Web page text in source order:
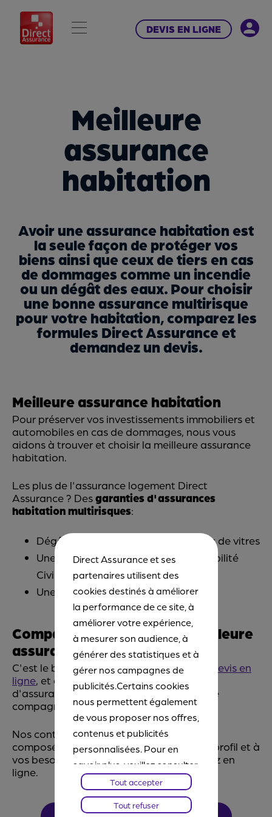
DEVIS EN LIGNE
Meilleure
assurance
habitation
Avoir une assurance habitation est
la seule façon de protéger vos
biens ainsi que ceux de tiers en cas
de dommages comme un incendie
ou un dégât des eaux. Pour choisir
une bonne assurance multirisque
pour votre habitation, comparez les
formules Direct Assurance et
demandez un devis.
Meilleure assurance habitation
Pour préserver vos investissements immobiliers et
automobiles en cas de dommages, nous vous
aidons à trouver et choisir la meilleure assurance
habitation.
Les plus de l'assurance logement Direct
Assurance ? Desgaranties d'assurances
habitation multirisques:
Dégât des eaux, vol, et incendie, bris de vitres
Une couverture élargie en Responsabilité
Civile,
Une assistance 24h/24, 7j/7
Comparez pour trouver la meilleure
assurance habitation
C'est le bon moment pour calculer votre
devis en
ligne , et obtenir une simulation du tarif
d'assurance de votre habitation par notre
compagnie.
Nos contrats d'assurance habitation sont
composés deformules adaptéesà votre profil et à
vos besoins. N'attendez plus, et souscrivez en
ligne.
Direct Assurance et ses
partenaires utilisent des
cookies destinés à améliorer
la performance de ce site, à
améliorer votre expérience,
à mesurer son audience, à
générer des statistiques et à
gérer nos campagnes de
publicités.Certains cookies
nous permettent également
de vous proposer nos offres,
contenus et publicités
personnalisées. Pour en
savoir plus, veuillez consulter
notre
Chartes Cookies
. Vous
pourrez à tout moment
paramétrer vos choix et
Tout accepter
Tout refuser